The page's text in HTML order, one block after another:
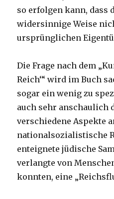
so erfolgen kann, dass
widersinnige Weise
ursprünglichen
Die Frage nach dem
Reich‘“ wird im Buch
sogar ein wenig zu
auch sehr anschaulich
verschiedene Aspekte
nationalsozialistische
enteignete jüdische
verlangte von
konnten, eine